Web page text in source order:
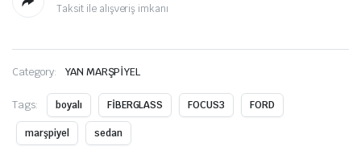
Taksit ile alışveriş imkanı
Category: YAN MARŞPİYEL
Tags: boyalı FİBERGLASS FOCUS3 FORD
marşpiyel sedan